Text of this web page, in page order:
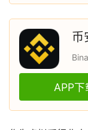
币
APP下